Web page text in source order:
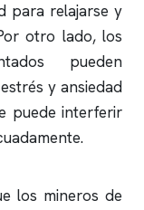
para relajarse y
otro lado, los
pueden
y ansiedad
puede interferir
los mineros de